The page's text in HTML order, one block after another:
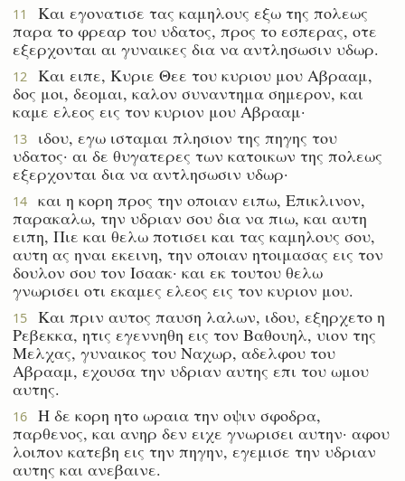
11
Και εγονατισε τας καμηλους εξω της πολεως
παρα το φρεαρ του υδατος, προς το εσπερας, οτε
εξερχονται αι γυναικες δια να αντλησωσιν υδωρ.
12
Και ειπε, Κυριε Θεε του κυριου μου Αβρααμ,
δος μοι, δεομαι, καλον συναντημα σημερον, και
καμε ελεος εις τον κυριον μου Αβρααμ·
13
ιδου, εγω ισταμαι πλησιον της πηγης του
υδατος· αι δε θυγατερες των κατοικων της πολεως
εξερχονται δια να αντλησωσιν υδωρ·
14
και η κορη προς την οποιαν ειπω, Επικλινον,
παρακαλω, την υδριαν σου δια να πιω, και αυτη
ειπη, Πιε και θελω ποτισει και τας καμηλους σου,
αυτη ας ηναι εκεινη, την οποιαν ητοιμασας εις τον
δουλον σου τον Ισαακ· και εκ τουτου θελω
γνωρισει οτι εκαμες ελεος εις τον κυριον μου.
15
Και πριν αυτος παυση λαλων, ιδου, εξηρχετο η
Ρεβεκκα, ητις εγεννηθη εις τον Βαθουηλ, υιον της
Μελχας, γυναικος του Ναχωρ, αδελφου του
Αβρααμ, εχουσα την υδριαν αυτης επι του ωμου
αυτης.
16
Η δε κορη ητο ωραια την οψιν σφοδρα,
παρθενος, και ανηρ δεν ειχε γνωρισει αυτην· αφου
λοιπον κατεβη εις την πηγην, εγεμισε την υδριαν
αυτης και ανεβαινε.